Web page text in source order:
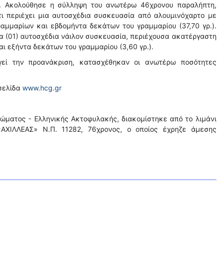
Ακολούθησε η σύλληψη του ανωτέρω 46χρονου παραλήπτη,
μια αυτοσχέδια συσκευασία από αλουμινόχαρτο με
και εβδομήντα δεκάτων του γραμμαρίου (37,70 γρ.).
αυτοσχέδια νάιλον συσκευασία, περιέχουσα ακατέργαστη
εξήντα δεκάτων του γραμμαρίου (3,60 γρ.).
την προανάκριση, κατασχέθηκαν οι ανωτέρω ποσότητες
www.hcg.gr
- Ελληνικής Ακτοφυλακής, διακομίστηκε από το λιμάνι
Ν.Π. 11282, 76χρονος, ο οποίος έχρηζε άμεσης